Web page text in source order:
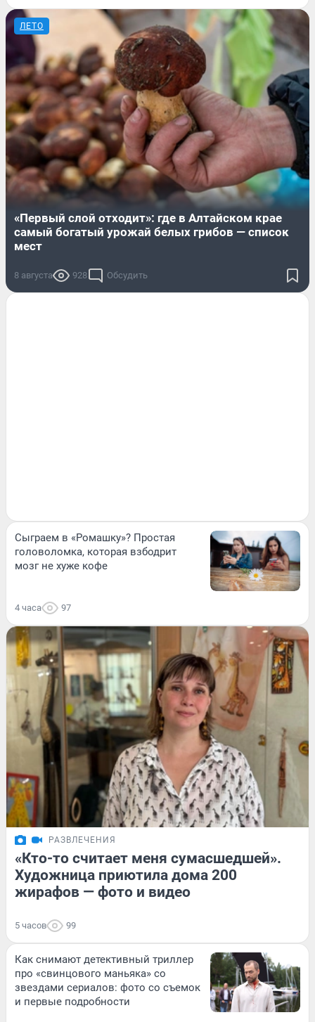
ЛЕТО
«Первый слой отходит»: где в Алтайском крае
самый богатый урожай белых грибов — список
мест
8 августа 928 Обсудить
Сыграем в «Ромашку»? Простая
головоломка, которая взбодрит
мозг не хуже кофе
4 часа 97
РАЗВЛЕЧЕНИЯ
«Кто-то считает меня сумасшедшей».
Художница приютила дома 200
жирафов — фото и видео
5 часов 99
Как снимают детективный триллер
про «свинцового маньяка» со
звездами сериалов: фото со съемок
и первые подробности